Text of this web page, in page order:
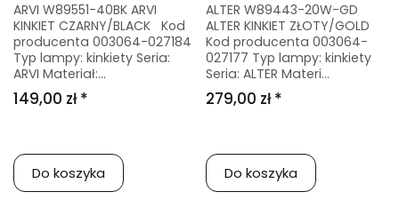
ARVI W89551-40BK ARVI
KINKIET CZARNY/BLACK Kod
producenta 003064-027184
Typ lampy: kinkiety Seria:
ARVI Materiał:...
149,00 zł *
Do koszyka
ALTER W89443-20W-GD
ALTER KINKIET ZŁOTY/GOLD
Kod producenta 003064-
027177 Typ lampy: kinkiety
Seria: ALTER Materi...
279,00 zł *
Do koszyka